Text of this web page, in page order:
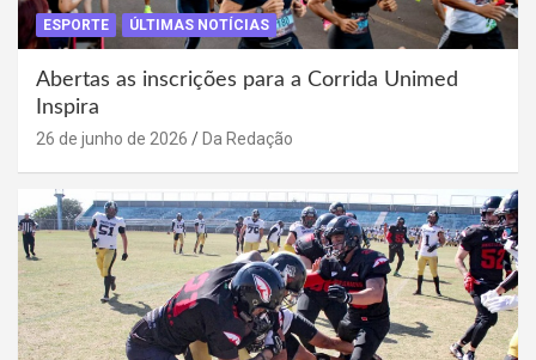
ESPORTE ÚLTIMAS NOTÍCIAS
Abertas as inscrições para a Corrida Unimed
Inspira
26 de junho de 2026 Da Redação